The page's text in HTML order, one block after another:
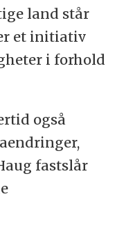
land står
et initiativ
i forhold
også
fastslår